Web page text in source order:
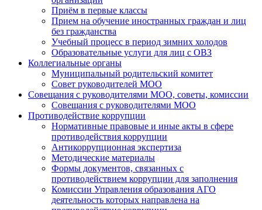
Приём в первые классы
Прием на обучение иностранных граждан и лиц
без гражданства
Учебный процесс в период зимних холодов
Образовательные услуги для лиц с ОВЗ
Коллегиальные органы
Муниципальный родительский комитет
Совет руководителей МОО
Совещания с руководителями МОО, советы, комиссии
Совещания с руководителями МОО
Противодействие коррупции
Нормативные правовые и иные акты в сфере
противодействия коррупции
Антикоррупционная экспертиза
Методические материалы
Формы документов, связанных с
противодействием коррупции для заполнения
Комиссии Управления образования АГО
деятельность которых направлена на